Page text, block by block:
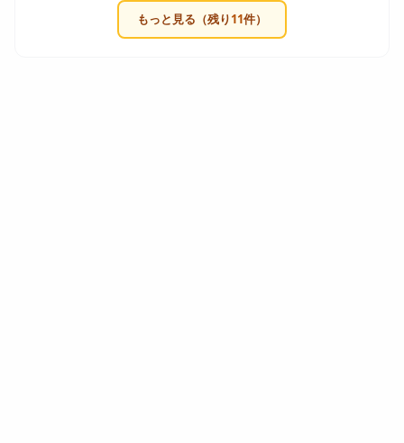
もっと見る（残り11件）